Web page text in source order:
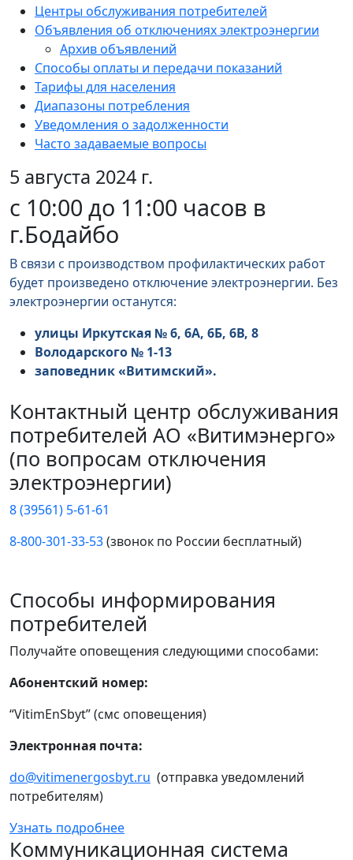
Центры обслуживания потребителей
Объявления об отключениях электроэнергии
Архив объявлений
Способы оплаты и передачи показаний
Тарифы для населения
Диапазоны потребления
Уведомления о задолженности
Часто задаваемые вопросы
5 августа 2024 г.
с 10:00 до 11:00 часов в
г.Бодайбо
В связи с производством профилактических работ
будет произведено отключение электроэнергии. Без
электроэнергии останутся:
улицы Иркутская № 6, 6А, 6Б, 6В, 8
Володарского № 1-13
заповедник «Витимский».
Контактный центр обслуживания
потребителей АО «Витимэнерго»
(по вопросам отключения
электроэнергии)
8 (39561) 5-61-61
8-800-301-33-53(звонок по России бесплатный)
Способы информирования
потребителей
Получайте оповещения следующими способами:
Абонентский номер:
“VitimEnSbyt” (смс оповещения)
Электронная почта:
do@vitimenergosbyt.ru (отправка уведомлений
потребителям)
Узнать подробнее
Коммуникационная система